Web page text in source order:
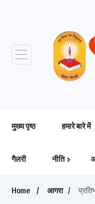
मुख्य पृष्ठ हमारे बारे में
गैलरी नीति
Home आगरा